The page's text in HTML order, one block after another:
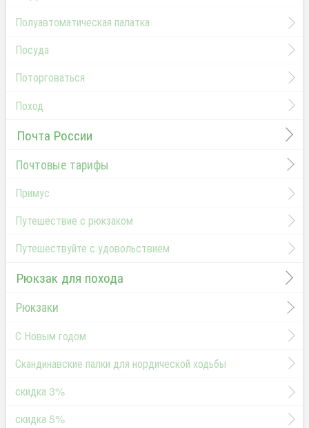
Полуавтоматическая палатка
Посуда
Поторговаться
Поход
Почта России
Почтовые тарифы
Примус
Путешествие с рюкзаком
Путешествуйте с удовольствием
Рюкзак для похода
Рюкзаки
С Новым годом
Скандинавские палки для нордической ходьбы
скидка 3%
скидка 5%